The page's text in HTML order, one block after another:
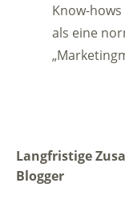
Know-
als eine
Langfristige
Blogger